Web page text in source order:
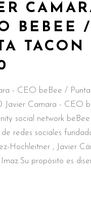
BEBEE /
TACON
- CEO beBee / Punta
Javier Camara - CEO
social network beBee
redes sociales
Hochleitner , Javier
propósito es